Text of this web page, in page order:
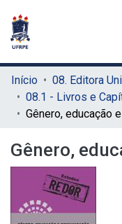
Início
Gênero,